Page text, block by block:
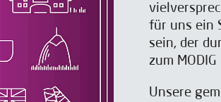
für uns ein
sein, der
zum
Unsere